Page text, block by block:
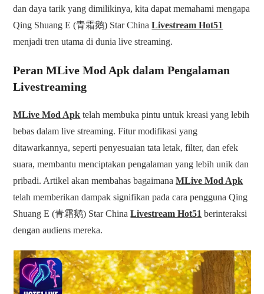
dan daya tarik yang dimilikinya, kita dapat memahami mengapa
Qing Shuang E (青霜鹅) Star ChinaLivestream Hot51
menjadi tren utama di dunia live streaming.
Peran MLive Mod Apk dalam Pengalaman
Livestreaming
MLive Mod Apk telah membuka pintu untuk kreasi yang lebih
bebas dalam live streaming. Fitur modifikasi yang
ditawarkannya, seperti penyesuaian tata letak, filter, dan efek
suara, membantu menciptakan pengalaman yang lebih unik dan
pribadi. Artikel akan membahas bagaimanaMLive Mod Apk
telah memberikan dampak signifikan pada cara pengguna Qing
Shuang E (青霜鹅) Star ChinaLivestream Hot51 berinteraksi
dengan audiens mereka.